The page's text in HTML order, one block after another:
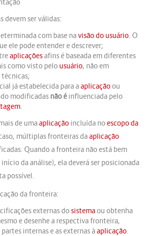
devem ser válidas:
com base navisão do usuário. O
ele pode entender e descrever;
aplicaçõesafins é baseada em diferentes
como visto pelo usuário, não em
técnicas;
já estabelecida para aaplicaçãoou
modificadas não éinfluenciada pelo
.
de umaaplicaçãoincluída noescopo da
múltiplas fronteiras daaplicação
Quando a fronteira não está bem
da análise), ela deverá ser posicionada
possível.
da fronteira:
externas dosistemaou obtenha
e desenhe a respectiva fronteira,
internas e as externas àaplicação.